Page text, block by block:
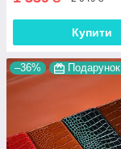
Купити
–36% Подарунок